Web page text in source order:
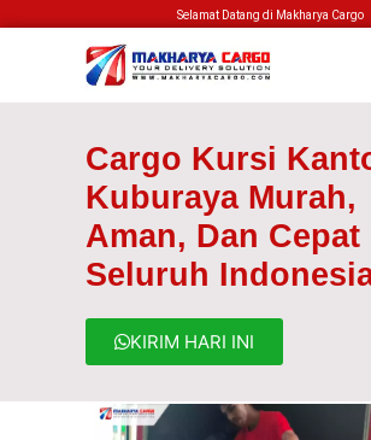
Selamat Datang di Makharya Cargo
Cargo Kursi
Kuburaya Murah,
Aman, Dan Cepat
Seluruh
KIRIM HARI INI